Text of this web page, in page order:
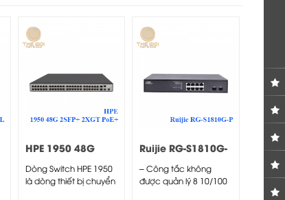
HPE 1950 48G
2SFP+ 2XGT PoE+
Switch
Dòng Switch HPE 1950
là dòng thiết bị chuyển
Ruijie RG-S1810G-
– Công tắc không
được quản lý 8 10/100